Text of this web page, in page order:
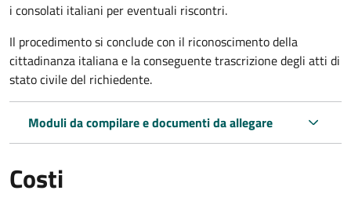
i consolati italiani per eventuali riscontri.
Il procedimento si conclude con il riconoscimento della
cittadinanza italiana e la conseguente trascrizione degli atti di
stato civile del richiedente.
Moduli da compilare e documenti da allegare
Costi